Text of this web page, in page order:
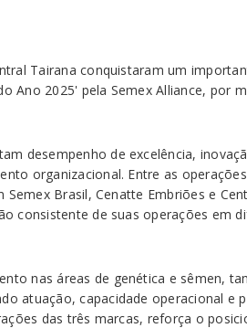
Tairana conquistaram um
Ano 2025' pela Semex Alliance, por
desempenho de excelência,
organizacional. Entre as
Brasil, Cenatte Embriões e
consistente de suas operações em
nas áreas de genética e sêmen,
atuação, capacidade operacional e
das três marcas, reforça o